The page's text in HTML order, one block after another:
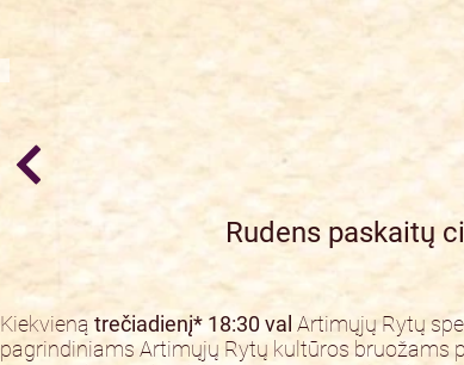
Rudens paskaitų
Kiekvieną trečiadienį* 18:30 val Artimųjų Rytų
pagrindiniams Artimųjų Rytų kultūros bruožams